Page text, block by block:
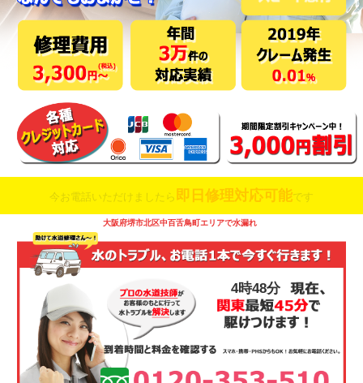
今お電話いただけましたら 即日修理対応可能です
大阪府堺市北区中百舌鳥町エリアで水漏れ
4時48分